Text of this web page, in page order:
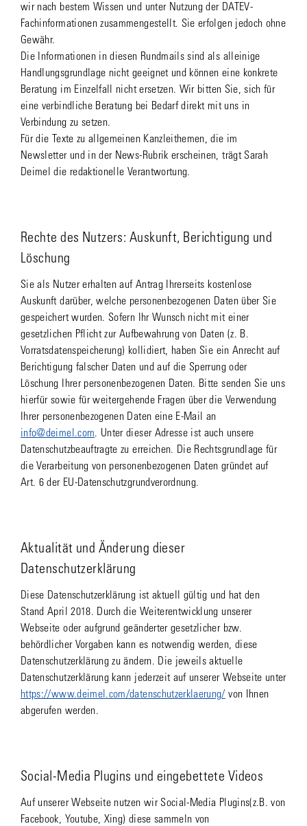
wir nach bestem Wissen und unter Nutzung der DATEV-
Fachinformationen zusammengestellt. Sie erfolgen jedoch ohne
Gewähr.
Die Informationen in diesen Rundmails sind als alleinige
Handlungsgrundlage nicht geeignet und können eine konkrete
Beratung im Einzelfall nicht ersetzen. Wir bitten Sie, sich für
eine verbindliche Beratung bei Bedarf direkt mit uns in
Verbindung zu setzen.
Für die Texte zu allgemeinen Kanzleithemen, die im
Newsletter und in der News-Rubrik erscheinen, trägt Sarah
Deimel die redaktionelle Verantwortung.
Rechte des Nutzers: Auskunft, Berichtigung und
Löschung
Sie als Nutzer erhalten auf Antrag Ihrerseits kostenlose
Auskunft darüber, welche personenbezogenen Daten über Sie
gespeichert wurden. Sofern Ihr Wunsch nicht mit einer
gesetzlichen Pflicht zur Aufbewahrung von Daten (z. B.
Vorratsdatenspeicherung) kollidiert, haben Sie ein Anrecht auf
Berichtigung falscher Daten und auf die Sperrung oder
Löschung Ihrer personenbezogenen Daten. Bitte senden Sie uns
hierfür sowie für weitergehende Fragen über die Verwendung
Ihrer personenbezogenen Daten eine E-Mail an
info@deimel.com. Unter dieser Adresse ist auch unsere
Datenschutzbeauftragte zu erreichen. Die Rechtsgrundlage für
die Verarbeitung von personenbezogenen Daten gründet auf
Art. 6 der EU-Datenschutzgrundverordnung.
Aktualität und Änderung dieser
Datenschutzerklärung
Diese Datenschutzerklärung ist aktuell gültig und hat den
Stand April 2018. Durch die Weiterentwicklung unserer
Webseite oder aufgrund geänderter gesetzlicher bzw.
behördlicher Vorgaben kann es notwendig werden, diese
Datenschutzerklärung zu ändern. Die jeweils aktuelle
Datenschutzerklärung kann jederzeit auf unserer Webseite unter
https://www.deimel.com/datenschutzerklaerung/ von Ihnen
abgerufen werden.
Social-Media Plugins und eingebettete Videos
Auf unserer Webseite nutzen wir Social-Media Plugins(z.B. von
Facebook, Youtube, Xing) diese sammeln von